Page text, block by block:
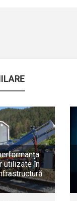
utilizate în